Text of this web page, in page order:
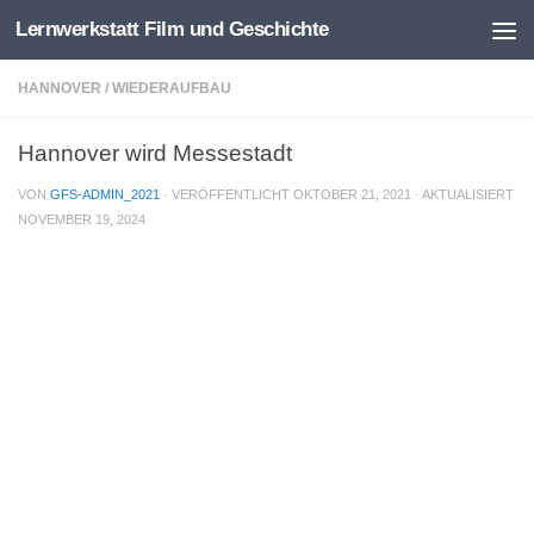
Zum Inhalt springen
Lernwerkstatt Film und Geschichte
HANNOVER / WIEDERAUFBAU
Hannover wird Messestadt
VON GFS-ADMIN_2021 · VERÖFFENTLICHT OKTOBER 21, 2021 · AKTUALISIERT
NOVEMBER 19, 2024